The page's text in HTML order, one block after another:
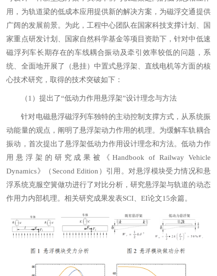
用，为轨道梁的低成本应用提供新的解决方案，为磁浮交通提供
广阔的发展前景。为此，工程中心团队在国家科技支撑计划、国
家重点研发计划、国家自然科学基金等项目资助下，针对中低速
磁浮列车长期存在的车线耦合振动及牵引效率较低的问题，系
统、全面地开展了（悬挂）中置式悬浮架、直线电机等方面的核
心技术研究，取得的技术突破如下：
（1）提出了“低动力作用悬浮架”设计理念与方法
针对电磁悬浮磁浮列车独特的主动控制支撑方式，从系统振
动能量的观点，阐明了悬浮架动力作用的机理。为缓解车轨耦合
振动，首次提出了悬浮架低动力作用设计理念和方法。低动力作
用悬浮架的研究成果被《Handbook of Railway Vehicle
Dynamics》（Second Edition）引用。对悬浮模块受力情况和悬
浮系统克服空簧做功进行了对比分析，研究悬浮架与轨道的动态
作用力内部机理。相关研究成果发表SCI、EI论文15余篇。